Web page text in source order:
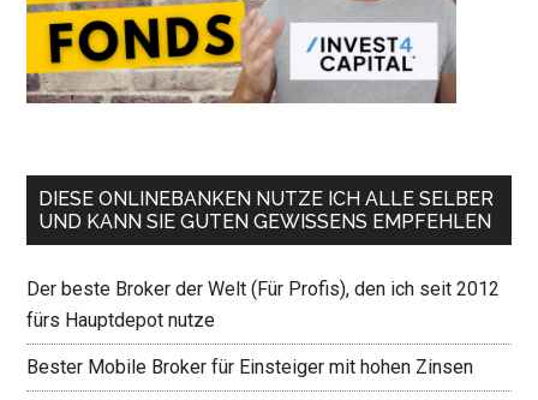
DIESE ONLINEBANKEN NUTZE ICH ALLE SELBER
UND KANN SIE GUTEN GEWISSENS EMPFEHLEN
Der beste Broker der Welt (Für Profis), den ich seit 2012
fürs Hauptdepot nutze
Bester Mobile Broker für Einsteiger mit hohen Zinsen